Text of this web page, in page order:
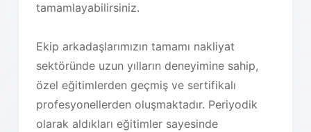
tamamlayabilirsiniz.
Ekip arkadaşlarımızın tamamı nakliyat
sektöründe uzun yılların deneyimine sahip,
özel eğitimlerden geçmiş ve sertifikalı
profesyonellerden oluşmaktadır. Periyodik
olarak aldıkları eğitimler sayesinde